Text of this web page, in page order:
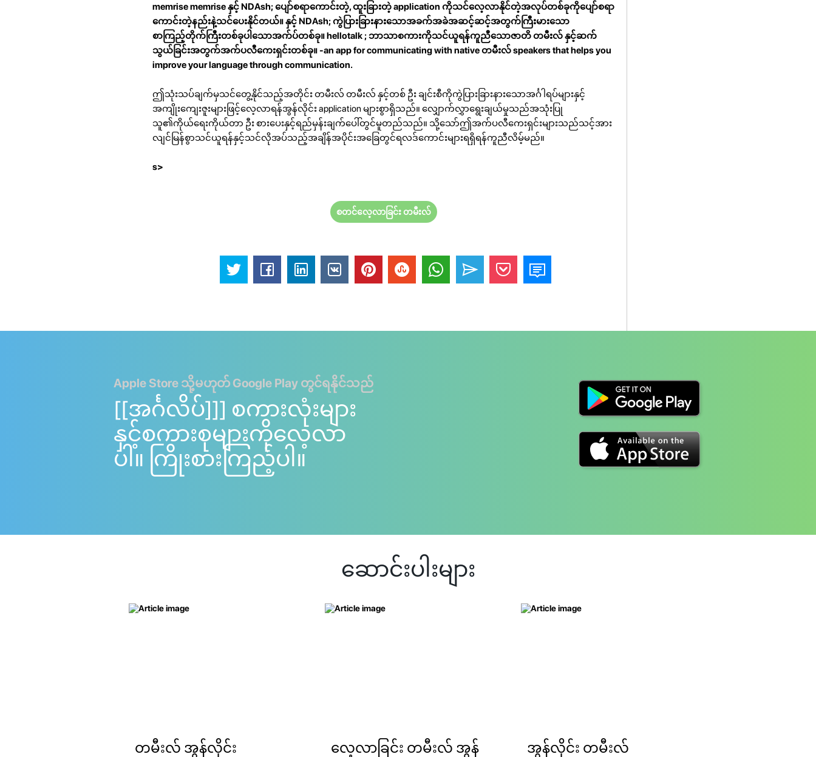
memrisememriseနှင့် NDAsh; ပျော်စရာကောင်းတဲ့, ထူးခြားတဲ့ application ကိုသင်လေ့လာနိုင်တဲ့အလုပ်တစ်ခုကိုပျော်စရာ
ကောင်းတဲ့နည်းနဲ့သင်ပေးနိုင်တယ်။နှင့် NDAsh; ကွဲပြားခြားနားသောအခက်အခဲအဆင့်ဆင့်အတွက်ကြီးမားသော
စာကြည့်တိုက်ကြီးတစ်ခုပါသောအက်ပ်တစ်ခု။hellotalk ; ဘာသာစကားကိုသင်ယူရန်ကူညီသောဇာတိ တမီးလ် နှင့်ဆက်
သွယ်ခြင်းအတွက်အက်ပလီကေးရှင်းတစ်ခု။ -an app for communicating with native တမီးလ် speakers that helps you
improve your language through communication.
ဤသုံးသပ်ချက်မှသင်တွေ့နိုင်သည့်အတိုင်း တမီးလ် တမီးလ် နှင့်တစ် ဦး ချင်းစီကိုကွဲပြားခြားနားသောအင်္ဂါရပ်များနှင့်
အကျိုးကျေးဇူးများဖြင့်လေ့လာရန်အွန်လိုင်း application များစွာရှိသည်။ လျှောက်လွှာရွေးချယ်မှုသည်အသုံးပြု
သူ၏ကိုယ်ရေးကိုယ်တာ ဦး စားပေးနှင့်ရည်မှန်းချက်ပေါ်တွင်မူတည်သည်။ သို့သော်ဤအက်ပလီကေးရှင်းများသည်သင့်အား
လျင်မြန်စွာသင်ယူရန်နှင့်သင်လိုအပ်သည့်အချိန်အပိုင်းအခြေတွင်ရလဒ်ကောင်းများရရှိရန်ကူညီလိမ့်မည်။
s>
စတင်လေ့လာခြင်း တမီးလ်
Apple Store သို့မဟုတ် Google Play တွင်ရနိုင်သည်
[[အင်္ဂလိပ်]]] စကားလုံးများ
နှင့်စကားစုများကိုလေ့လာ
ပါ။ ကြိုးစားကြည့်ပါ။
ဆောင်းပါးများ
တမီးလ် အွန်လိုင်း လေ့လာခြင်း တမီးလ် အွန် အွန်လိုင်း တမီးလ်